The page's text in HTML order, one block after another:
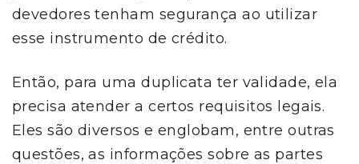
devedores tenham segurança ao utilizar
esse instrumento de crédito.
Então, para uma duplicata ter validade, ela
precisa atender a certos requisitos legais.
Eles são diversos e englobam, entre outras
questões, as informações sobre as partes